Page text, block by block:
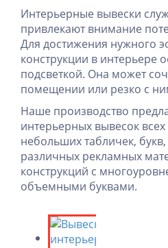
Интерьерные вывески
привлекают внимание
Для достижения нужного
конструкции в интерьере
подсветкой. Она может
помещении или резко с
Наше производство
интерьерных вывесок
небольших табличек,
различных рекламных
конструкций с
объемными буквами.